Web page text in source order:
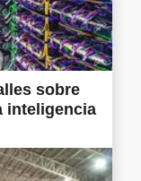
sobre
inteligencia